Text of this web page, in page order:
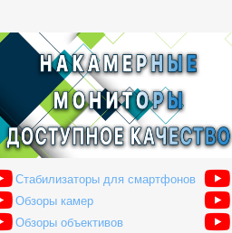
Стабилизаторы для смартфонов
Обзоры камер
Обзоры объективов